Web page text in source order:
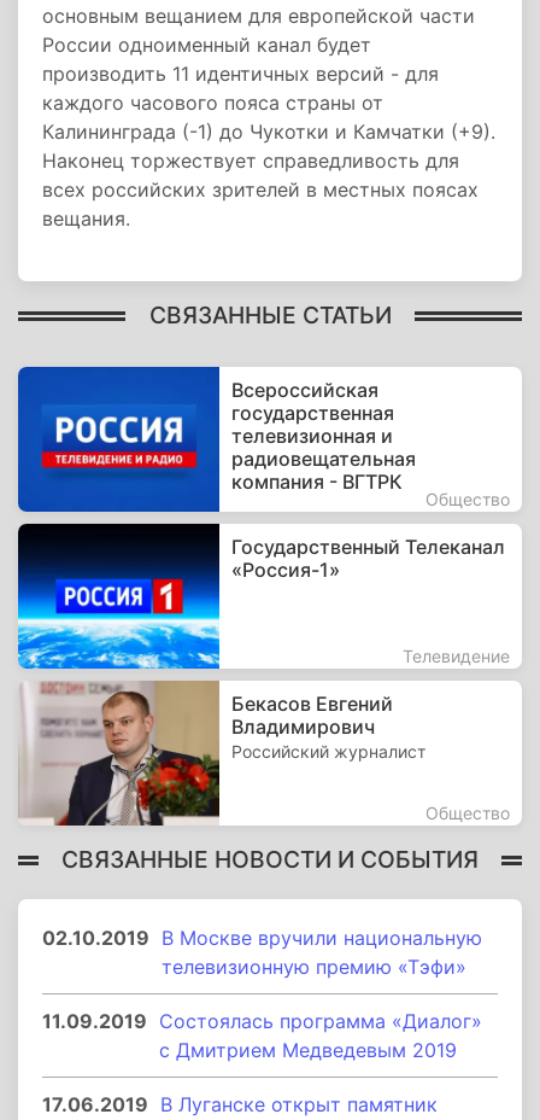
основным вещанием для европейской части
России одноименный канал будет
производить 11 идентичных версий - для
каждого часового пояса страны от
Калининграда (-1) до Чукотки и Камчатки (+9).
Наконец торжествует справедливость для
всех российских зрителей в местных поясах
вещания.
СВЯЗАННЫЕ СТАТЬИ
Всероссийская
государственная
телевизионная и
радиовещательная
компания - ВГТРК
Общество
Государственный Телеканал
«Россия-1»
Телевидение
Бекасов Евгений
Владимирович
Российский журналист
Общество
СВЯЗАННЫЕ НОВОСТИ И СОБЫТИЯ
02.10.2019 В Москве вручили национальную
телевизионную премию «Тэфи»
11.09.2019 Состоялась программа «Диалог»
с Дмитрием Медведевым 2019
17.06.2019 В Луганске открыт памятник